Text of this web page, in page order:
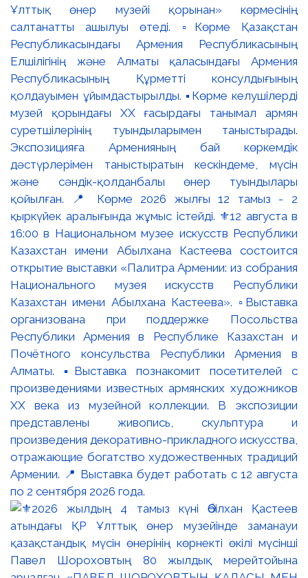
Ұлттық өнер музейі қорынан» көрмесінің
салтанатты ашылуы өтеді. ▫️Көрме Қазақстан
Республикасындағы Армения Республикасының
Елшілігінің және Алматы қаласындағы Армения
Республикасының Құрметті консулдығының
қолдауымен ұйымдастырылды. ▪️Көрме келушілерді
музей қорындағы ХХ ғасырдағы танымал армян
суретшілерінің туындыларымен таныстырады.
Экспозицияға Арменияның бай көркемдік
дәстүрлерімен таныстыратын кескіндеме, мүсін
және сәндік-қолданбалы өнер туындылары
қойылған. 📍 Көрме 2026 жылғы 12 тамыз - 2
қыркүйек аралығында жұмыс істейді. ⚜️12 августа в
16:00 в Национальном музее искусств Республики
Казахстан имени Абылхана Кастеева состоится
открытие выставки «Палитра Армении: из собрания
Национального музея искусств Республики
Казахстан имени Абылхана Кастеева». ▫️Выставка
организована при поддержке Посольства
Республики Армения в Республике Казахстан и
Почётного консульства Республики Армения в
Алматы. ▪️Выставка познакомит посетителей с
произведениями известных армянских художников
XX века из музейной коллекции. В экспозиции
представлены живопись, скульптура и
произведения декоративно-прикладного искусства,
отражающие богатство художественных традиций
Армении. 📍 Выставка будет работать с 12 августа
по 2 сентября 2026 года.